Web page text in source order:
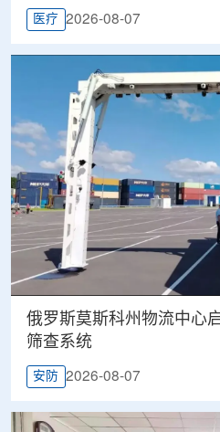
医疗 2026-08-07
俄罗斯莫斯科州物流中心
筛查系统
安防 2026-08-07